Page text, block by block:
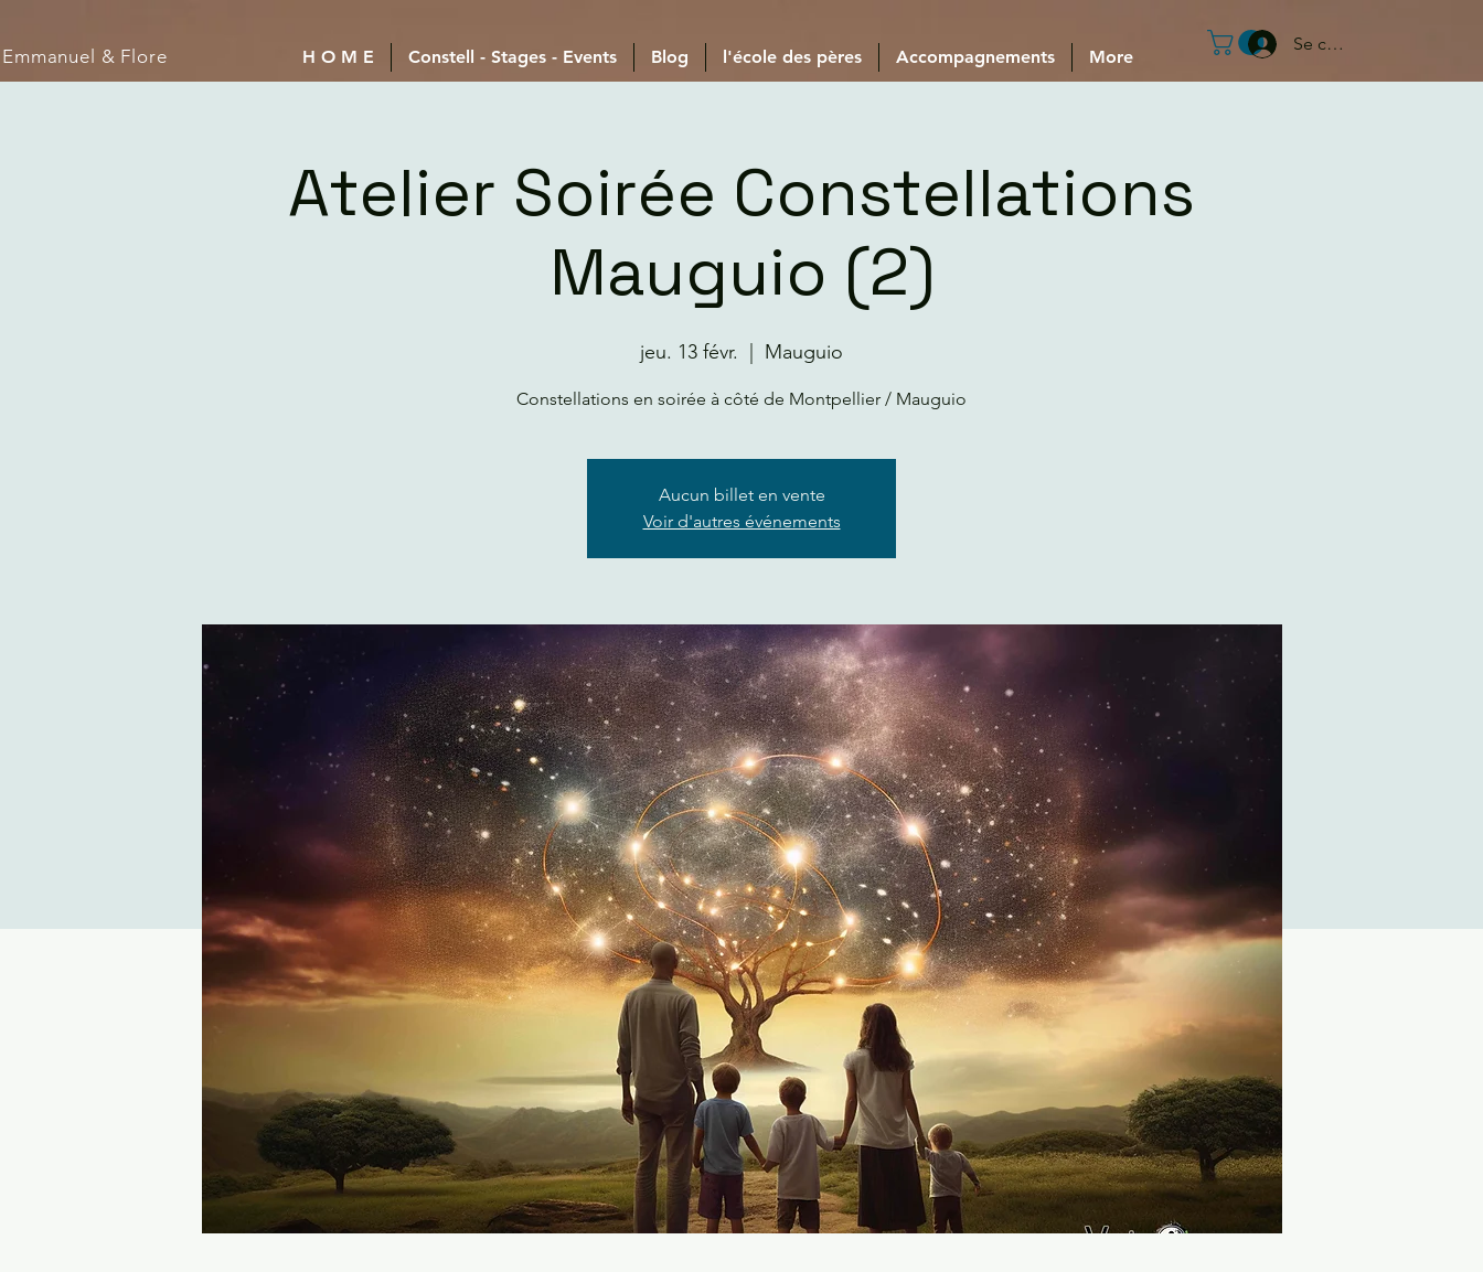
Se connecter
Emmanuel & Flore H O M E Constell - Stages - Events Blog l'école des pères Accompagnements More
Atelier Soirée Constellations
Mauguio (2)
jeu. 13 févr. Mauguio
Constellations en soirée à côté de Montpellier / Mauguio
Aucun billet en vente
Voir d'autres événements